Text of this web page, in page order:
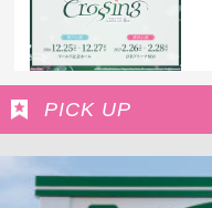
PICK UP